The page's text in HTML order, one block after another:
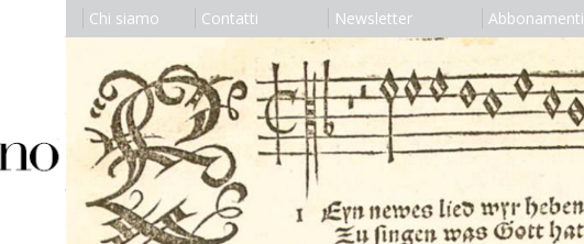
Chi siamo Contatti Newsletter Abbonamenti